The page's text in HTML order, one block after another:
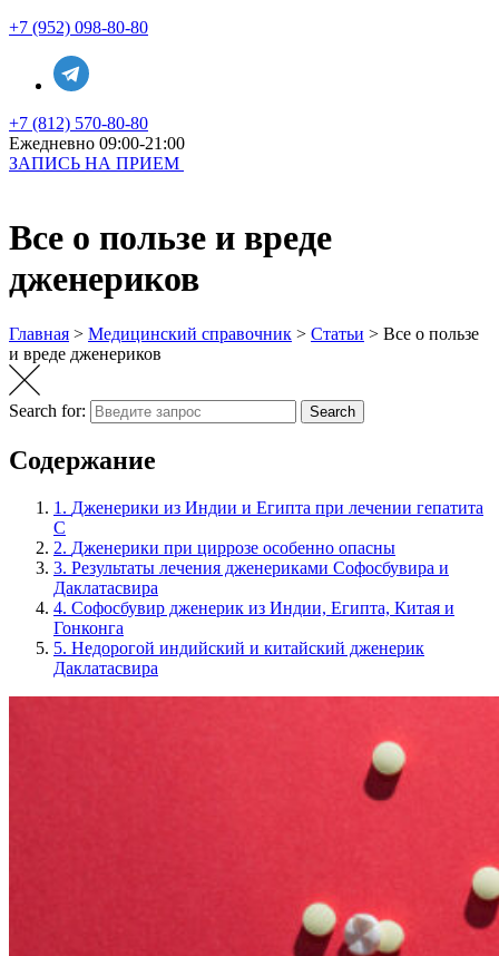
+7 (952) 098-80-80
+7 (812) 570-80-80
Ежедневно 09:00-21:00
ЗАПИСЬ НА ПРИЕМ
Все о пользе и вреде
дженериков
Главная > Медицинский справочник > Статьи > Все о пользе
и вреде дженериков
Search for: Search
Содержание
1. Дженерики из Индии и Египта при лечении гепатита
С
2. Дженерики при циррозе особенно опасны
3. Результаты лечения дженериками Софосбувира и
Даклатасвира
4. Софосбувир дженерик из Индии, Египта, Китая и
Гонконга
5. Недорогой индийский и китайский дженерик
Даклатасвира